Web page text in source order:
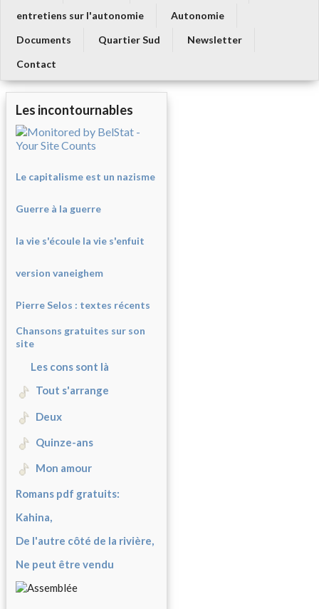
entretiens sur l'autonomie
Autonomie
Documents
Quartier Sud
Newsletter
Contact
Les incontournables
Le capitalisme est un nazisme
Guerre à la guerre
la vie s'écoule la vie s'enfuit
version vaneighem
Pierre Selos : textes récents
Chansons gratuites sur son
site
Les cons sont là
Tout s'arrange
Deux
Quinze-ans
Mon amour
Romans pdf gratuits:
Kahina,
De l'autre côté de la rivière,
Ne peut être vendu